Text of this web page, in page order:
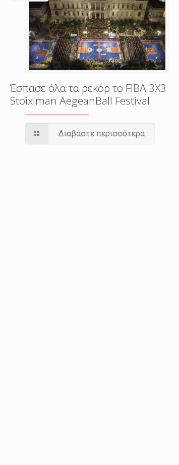
Έσπασε όλα τα ρεκόρ το FIBA 3X3
Stoiximan AegeanBall Festival
Διαβάστε περισσότερα